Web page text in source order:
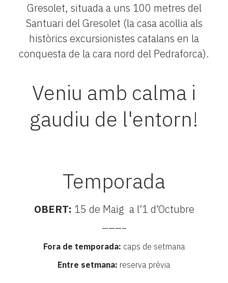
Gresolet, situada a uns 100 metres del
Santuari del Gresolet (la casa acollia als
històrics excursionistes catalans en la
conquesta de la cara nord del Pedraforca).
Veniu amb calma i
gaudiu de l'entorn!
Temporada
OBERT: 15 de Maig a l’1 d’Octubre
———–
Fora de temporada: caps de setmana
Entre setmana: reserva prèvia